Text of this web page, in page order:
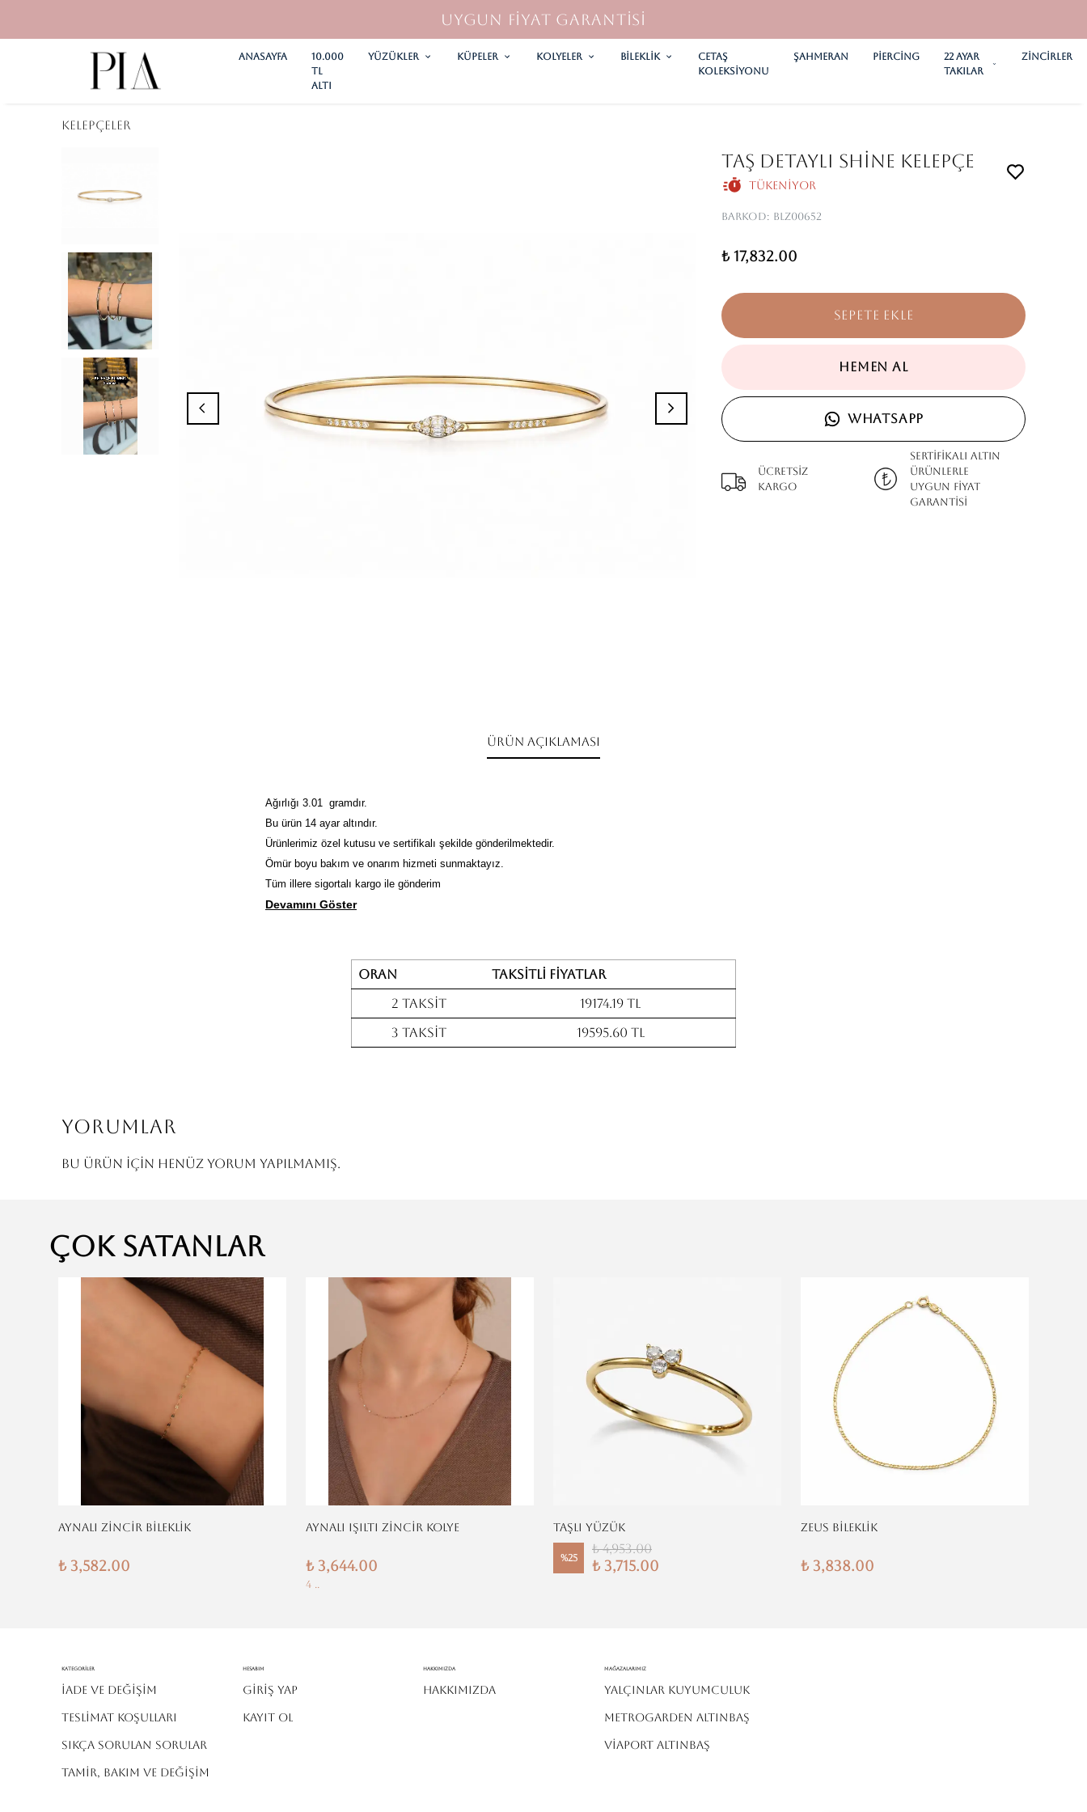
UYGUN FİYAT GARANTİSİ
Anasayfa
10.000
TL
ALTI
YÜZÜKLER KÜPELER KOLYELER Bileklik
CETAŞ
KOLEKSİYONU
ŞAHMERAN PİERCİNG
22 AYAR
TAKILAR
ZİNCİRLER
KELEPÇELER
TAŞ DETAYLI SHİNE KELEPÇE
Tükeniyor
Barkod: BLZ00652
₺ 17,832.00
SEPETE EKLE
HEMEN AL
WHATSAPP
Ücretsiz
kargo
SERTİFİKALI ALTIN
ÜRÜNLERLE
UYGUN FİYAT
GARANTİSİ
Ürün Açıklaması
Ağırlığı 3.01 gramdır.
Bu ürün 14 ayar altındır.
Ürünlerimiz özel kutusu ve sertifikalı şekilde gönderilmektedir.
Ömür boyu bakım ve onarım hizmeti sunmaktayız.
Tüm illere sigortalı kargo ile gönderim
Devamını Göster
Oran
Taksitli fiyatlar
2 Taksit
19174.19 TL
3 Taksit
19595.60 TL
Yorumlar
Bu ürün için henüz yorum yapılmamış.
Çok Satanlar
AYNALI ZİNCİR BİLEKLİK
₺ 3,582.00
AYNALI IŞILTI ZİNCİR KOLYE
₺ 3,644.00
4 ..
TAŞLI YÜZÜK
%25
₺ 4,953.00
₺ 3,715.00
ZEUS BİLEKLİK
₺ 3,838.00
Kategoriler
İADE VE DEĞİŞİM
TESLİMAT KOŞULLARI
SIKÇA SORULAN SORULAR
TAMİR, BAKIM VE DEĞİŞİM
Hesabım
Giriş Yap
Kayıt Ol
Hakkımızda
HAKKIMIZDA
MAĞAZALARIMIZ
YALÇINLAR KUYUMCULUK
METROGARDEN ALTINBAŞ
VİAPORT ALTINBAŞ